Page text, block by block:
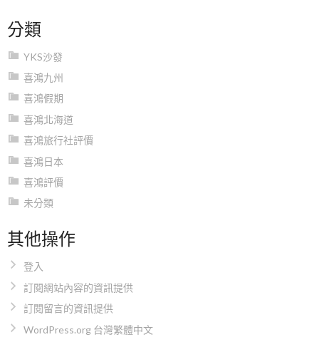
分類
YKS沙發
喜鴻九州
喜鴻假期
喜鴻北海道
喜鴻旅行社評價
喜鴻日本
喜鴻評價
未分類
其他操作
登入
訂閱網站內容的資訊提供
訂閱留言的資訊提供
WordPress.org 台灣繁體中文